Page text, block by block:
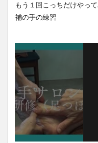
もう１回こっちだけやっ
補の手の練習